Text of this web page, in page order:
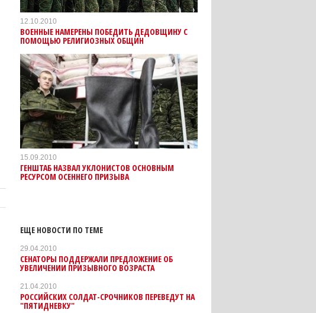
12.10.2010
ВОЕННЫЕ НАМЕРЕНЫ ПОБЕДИТЬ ДЕДОВЩИНУ С
ПОМОЩЬЮ РЕЛИГИОЗНЫХ ОБЩИН
15.09.2010
ГЕНШТАБ НАЗВАЛ УКЛОНИСТОВ ОСНОВНЫМ
РЕСУРСОМ ОСЕННЕГО ПРИЗЫВА
ЕЩЕ НОВОСТИ ПО ТЕМЕ
29.04.2010
СЕНАТОРЫ ПОДДЕРЖАЛИ ПРЕДЛОЖЕНИЕ ОБ
УВЕЛИЧЕНИИ ПРИЗЫВНОГО ВОЗРАСТА
21.04.2010
РОССИЙСКИХ СОЛДАТ-СРОЧНИКОВ ПЕРЕВЕДУТ НА
"ПЯТИДНЕВКУ"